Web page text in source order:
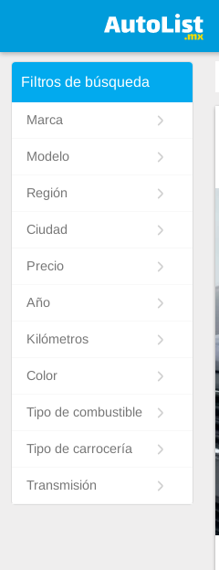
Filtros de búsqueda
Marca
Modelo
Región
Ciudad
Precio
Año
Kilómetros
Color
Tipo de combustible
Tipo de carrocería
Transmisión